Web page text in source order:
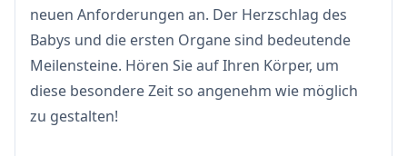
neuen Anforderungen an. Der Herzschlag des
Babys und die ersten Organe sind bedeutende
Meilensteine. Hören Sie auf Ihren Körper, um
diese besondere Zeit so angenehm wie möglich
zu gestalten!